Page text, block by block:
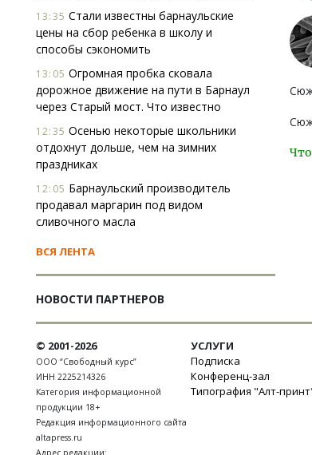
13:35 Стали известны барнаульские
цены на сбор ребенка в школу и
способы сэкономить
13:05 Огромная пробка сковала
дорожное движение на пути в Барнаул
через Старый мост. Что известно
12:35 Осенью некоторые школьники
отдохнут дольше, чем на зимних
праздниках
12:05 Барнаульский производитель
продавал маргарин под видом
сливочного масла
ВСЯ ЛЕНТА
НОВОСТИ ПАРТНЕРОВ
© 2001-2026
ООО “Свободный курс”
ИНН 2225214326
Категория информационной
продукции 18+
Редакция информационного сайта
altapress.ru
Адрес редакции:
УСЛУГИ
Подписка
Конференц-зал
Типография "Алт-